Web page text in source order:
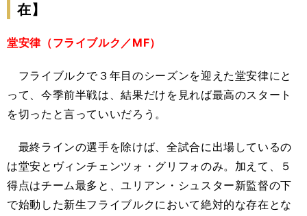
在】
堂安律（フライブルク／MF）
フライブルクで３年目のシーズンを迎えた堂安律にと
って、今季前半戦は、結果だけを見れば最高のスタート
を切ったと言っていいだろう。
最終ラインの選手を除けば、全試合に出場しているの
は堂安とヴィンチェンツォ・グリフォのみ。加えて、５
得点はチーム最多と、ユリアン・シュスター新監督の下
で始動した新生フライブルクにおいて絶対的な存在とな